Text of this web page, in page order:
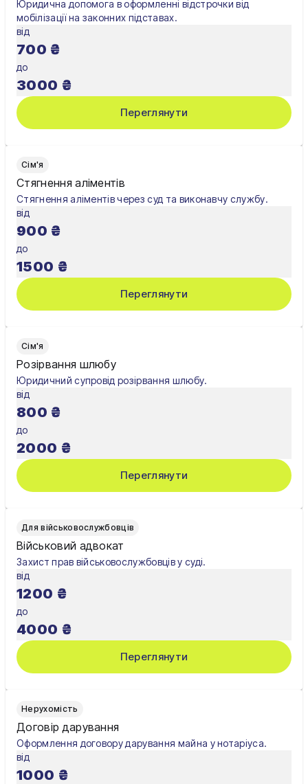
Юридична допомога в оформленні відстрочки від
мобілізації на законних підставах.
від
700 ₴
до
3000 ₴
Переглянути
Сім'я
Стягнення аліментів
Стягнення аліментів через суд та виконавчу службу.
від
900 ₴
до
1500 ₴
Переглянути
Сім'я
Розірвання шлюбу
Юридичний супровід розірвання шлюбу.
від
800 ₴
до
2000 ₴
Переглянути
Для військовослужбовців
Військовий адвокат
Захист прав військовослужбовців у суді.
від
1200 ₴
до
4000 ₴
Переглянути
Нерухомість
Договір дарування
Оформлення договору дарування майна у нотаріуса.
від
1000 ₴